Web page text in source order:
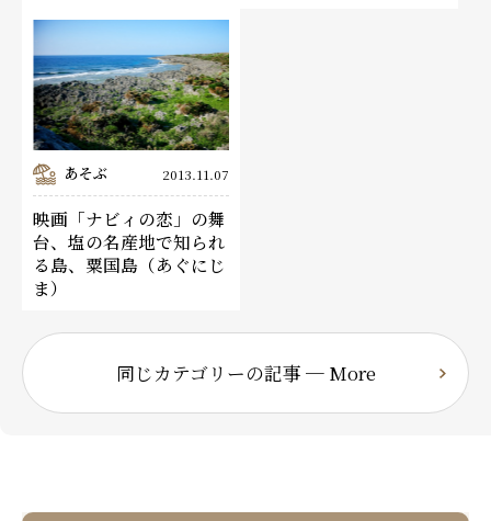
あそぶ 2013.11.07
映画「ナビィの恋」の舞
台、塩の名産地で知られ
る島、粟国島（あぐにじ
ま）
同じカテゴリーの記事 ─ More